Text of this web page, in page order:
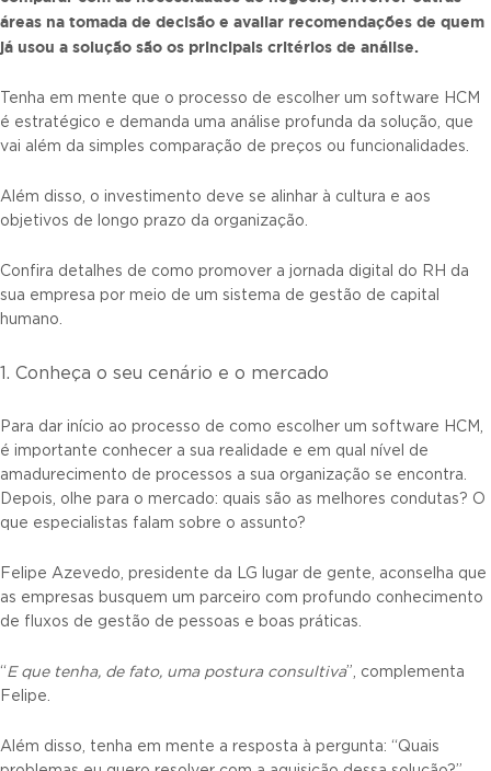
áreas na tomada de decisão e avaliar recomendações de quem
já usou a solução são os principais critérios de análise.
Tenha em mente que o processo de escolher um software HCM
é estratégico e demanda uma análise profunda da solução, que
vai além da simples comparação de preços ou funcionalidades.
Além disso, o investimento deve se alinhar à cultura e aos
objetivos de longo prazo da organização.
Confira detalhes de como promover a jornada digital do RH da
sua empresa por meio de um sistema de gestão de capital
humano.
1. Conheça o seu cenário e o mercado
Para dar início ao processo de como escolher um software HCM,
é importante conhecer a sua realidade e em qual nível de
amadurecimento de processos a sua organização se encontra.
Depois, olhe para o mercado: quais são as melhores condutas? O
que especialistas falam sobre o assunto?
Felipe Azevedo, presidente da LG lugar de gente, aconselha que
as empresas busquem um parceiro com profundo conhecimento
de fluxos de gestão de pessoas e boas práticas.
“E que tenha, de fato, uma postura consultiva”, complementa
Felipe.
Além disso, tenha em mente a resposta à pergunta: “Quais